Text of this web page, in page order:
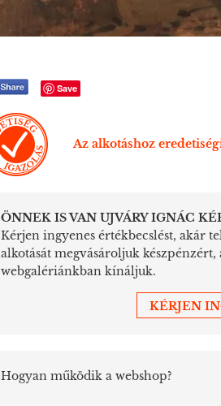
Save
Az alkotáshoz
ÖNNEK IS VAN UJVÁRY IGNÁC
Kérjen ingyenes értékbecslést, akár
alkotását megvásároljuk
webgalériánkban kínáljuk.
KÉRJEN
Hogyan működik a webshop?